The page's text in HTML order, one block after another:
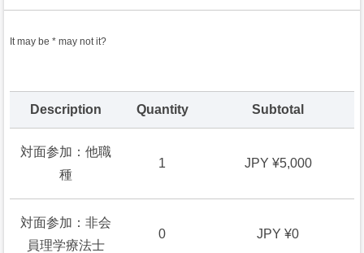
It may be * may not it?
Description Quantity Subtotal
対面参加：他職
種
1 JPY ¥5,000
対面参加：非会
員理学療法士
0 JPY ¥0